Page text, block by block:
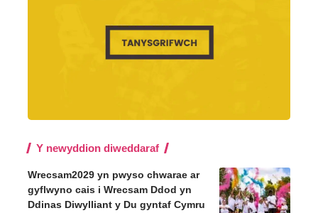
Y newyddion diweddaraf
Wrecsam2029 yn pwyso chwarae ar
gyflwyno cais i Wrecsam Ddod yn
Ddinas Diwylliant y Du gyntaf Cymru